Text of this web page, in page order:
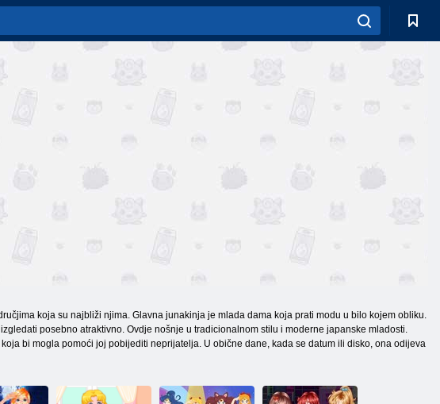
koja su najbliži njima. Glavna junakinja je mlada dama koja prati modu u bilo kojem obliku.
posebno atraktivno. Ovdje nošnje u tradicionalnom stilu i moderne japanske mladosti.
bi mogla pomoći joj pobijediti neprijatelja. U obične dane, kada se datum ili disko, ona odijeva